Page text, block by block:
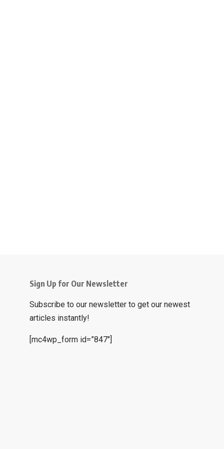
Sign Up for Our Newsletter
Subscribe to our newsletter to get our newest
articles instantly!
[mc4wp_form id=”847″]